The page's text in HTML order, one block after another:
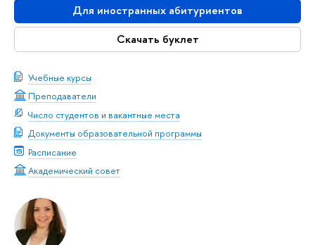
Для иностранных абитуриентов
Скачать буклет
Учебные курсы
Преподаватели
Число студентов и вакантные места
Документы образовательной программы
Расписание
Академический совет